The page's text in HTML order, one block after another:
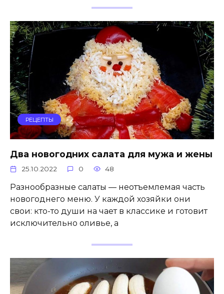
РЕЦЕПТЫ
Два новогодних салата для мужа и жены
25.10.2022 0 48
Разнообразные салаты — неотъемлемая часть
новогоднего меню. У каждой хозяйки они
свои: кто-то души на чает в классике и готовит
исключительно оливье, а